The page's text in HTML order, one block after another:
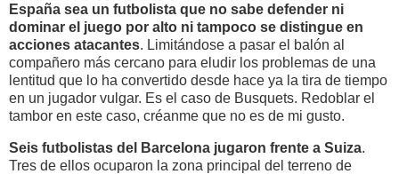
España sea un futbolista que no sabe defender ni
dominar el juego por alto ni tampoco se distingue en
acciones atacantes. Limitándose a pasar el balón al
compañero más cercano para eludir los problemas de una
lentitud que lo ha convertido desde hace ya la tira de tiempo
en un jugador vulgar. Es el caso de Busquets. Redoblar el
tambor en este caso, créanme que no es de mi gusto.
Seis futbolistas del Barcelona jugaron frente a Suiza.
Tres de ellos ocuparon la zona principal del terreno de